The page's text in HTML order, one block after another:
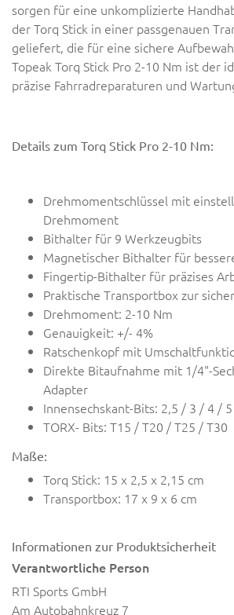
sorgen für eine unkomplizierte
der Torq Stick in einer passgenauen
geliefert, die für eine sichere
Topeak Torq Stick Pro 2-10 Nm ist der
präzise Fahrradreparaturen und
Details zum Torq Stick Pro 2-10 Nm:
Drehmomentschlüssel mit
Drehmoment
Bithalter für 9 Werkzeugbits
Magnetischer Bithalter für
Fingertip-Bithalter für präzises
Praktische Transportbox zur
Drehmoment: 2-10 Nm
Genauigkeit: +/- 4%
Ratschenkopf mit
Direkte Bitaufnahme mit 1/4"-
Adapter
Innensechskant-Bits: 2,5 / 3 / 4 /
TORX- Bits: T15 / T20 / T25 / T30
Maße:
Torq Stick: 15 x 2,5 x 2,15 cm
Transportbox: 17 x 9 x 6 cm
Informationen zur Produktsicherheit
Verantwortliche Person
RTI Sports GmbH
Am Autobahnkreuz 7